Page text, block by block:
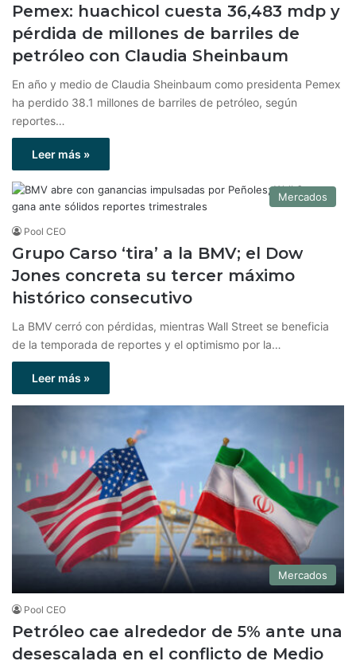
Pemex: huachicol cuesta 36,483 mdp y
pérdida de millones de barriles de
petróleo con Claudia Sheinbaum
En año y medio de Claudia Sheinbaum como presidenta Pemex
ha perdido 38.1 millones de barriles de petróleo, según
reportes…
Leer más »
Mercados
Pool CEO
Grupo Carso ‘tira’ a la BMV; el Dow
Jones concreta su tercer máximo
histórico consecutivo
La BMV cerró con pérdidas, mientras Wall Street se beneficia
de la temporada de reportes y el optimismo por la…
Leer más »
Mercados
Pool CEO
Petróleo cae alrededor de 5% ante una
desescalada en el conflicto de Medio